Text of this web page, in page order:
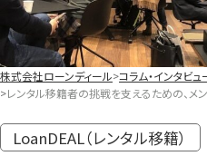
株式会社ローンディール コラム・インタビュ
レンタル移籍者の挑戦を支えるための、メ
LoanDEAL（レンタル移籍）